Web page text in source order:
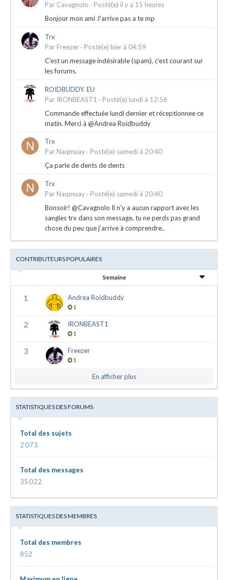
Par Cavagnolo · Posté(e) il y a 15 heures
Bonjour mon ami J'arrive pas a te mp
Trx
Par Freezer · Posté(e) hier à 04:59
C'est un message indésirable (spam), c'est courant sur
les forums.
ROIDBUDDY. EU
Par IRONBEAST1 · Posté(e) lundi à 12:56
Commande effectuée lundi dernier et réceptionnee ce
matin. Merci à @Andrea Roidbuddy
Trx
Par Naqmuay · Posté(e) samedi à 20:40
Ça parle de dents de dents
Trx
Par Naqmuay · Posté(e) samedi à 20:40
Bonsoir! @Cavagnolo Il n’y a aucun rapport avec les
sangles trx dans son message, tu ne perds pas grand
chose du peu que j’arrive à comprendre..
CONTRIBUTEURS POPULAIRES
Semaine
1 Andrea Roidbuddy
1
2 IRONBEAST1
1
3 Freezer
1
En afficher plus
STATISTIQUES DES FORUMS
Total des sujets
2 073
Total des messages
35 022
STATISTIQUES DES MEMBRES
Total des membres
852